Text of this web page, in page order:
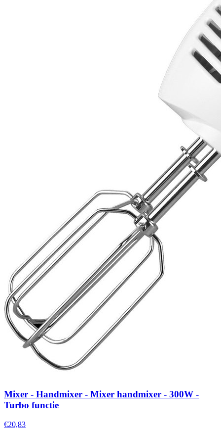
Mixer - Handmixer - Mixer handmixer - 300W -
Turbo functie
€20,83